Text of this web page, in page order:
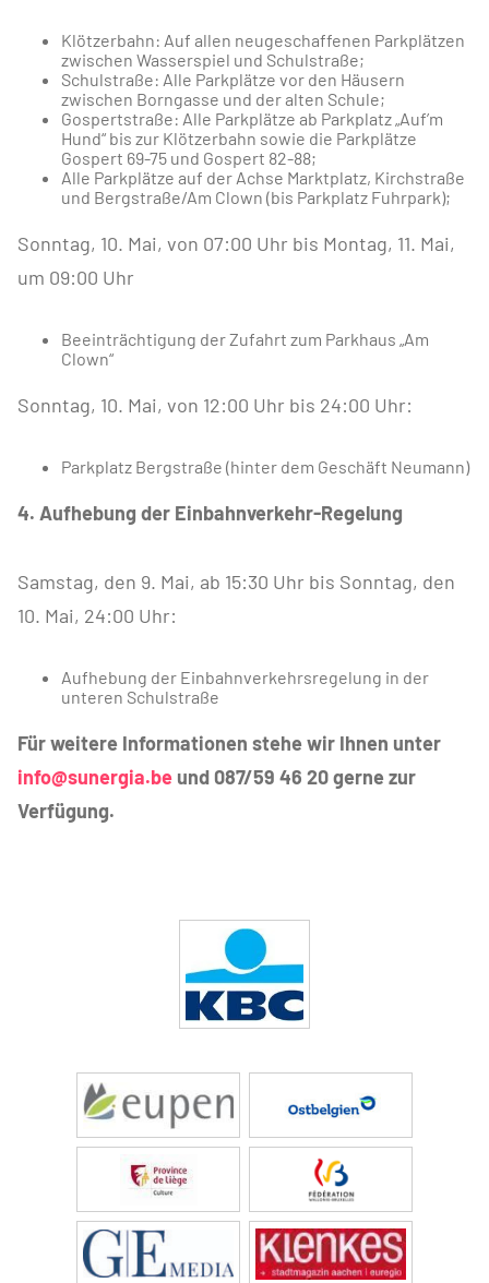
Klötzerbahn: Auf allen neugeschaffenen Parkplätzen
zwischen Wasserspiel und Schulstraße;
Schulstraße: Alle Parkplätze vor den Häusern
zwischen Borngasse und der alten Schule;
Gospertstraße: Alle Parkplätze ab Parkplatz „Auf’m
Hund“ bis zur Klötzerbahn sowie die Parkplätze
Gospert 69-75 und Gospert 82-88;
Alle Parkplätze auf der Achse Marktplatz, Kirchstraße
und Bergstraße/Am Clown (bis Parkplatz Fuhrpark);
Sonntag, 10. Mai, von 07:00 Uhr bis Montag, 11. Mai,
um 09:00 Uhr
Beeinträchtigung der Zufahrt zum Parkhaus „Am
Clown“
Sonntag, 10. Mai, von 12:00 Uhr bis 24:00 Uhr:
Parkplatz Bergstraße (hinter dem Geschäft Neumann)
4. Aufhebung der Einbahnverkehr-Regelung
Samstag, den 9. Mai, ab 15:30 Uhr bis Sonntag, den
10. Mai, 24:00 Uhr:
Aufhebung der Einbahnverkehrsregelung in der
unteren Schulstraße
Für weitere Informationen stehe wir Ihnen unter
info@sunergia.be und 087/59 46 20 gerne zur
Verfügung.